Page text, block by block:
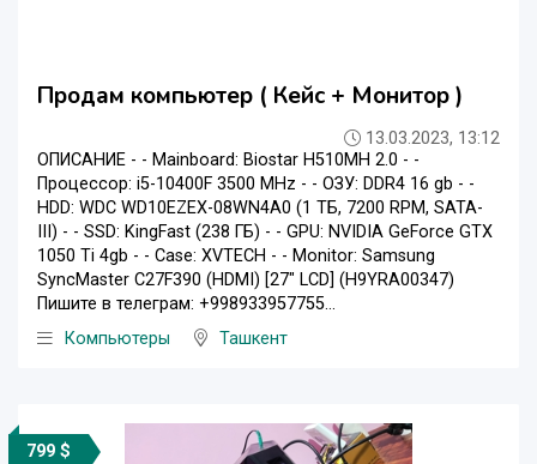
Продам компьютер ( Кейс + Монитор )
13.03.2023, 13:12
ОПИСАНИЕ - - Mainboard: Biostar H510MH 2.0 - -
Процессор: i5-10400F 3500 MHz - - ОЗУ: DDR4 16 gb - -
HDD: WDC WD10EZEX-08WN4A0 (1 ТБ, 7200 RPM, SATA-
III) - - SSD: KingFast (238 ГБ) - - GPU: NVIDIA GeForce GTX
1050 Ti 4gb - - Case: ХVTECH - - Monitor: Samsung
SyncMaster C27F390 (HDMI) [27" LCD] (H9YRA00347)
Пишите в телеграм: +998933957755...
Компьютеры
Ташкент
799 $